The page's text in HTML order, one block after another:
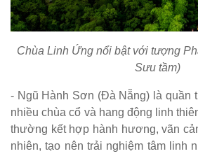
Chùa Linh Ứng nổi bật với tượng
Sưu tầm)
- Ngũ Hành Sơn (Đà Nẵng) là quần
nhiều chùa cổ và hang động linh
thường kết hợp hành hương, vãn
nhiên, tạo nên trải nghiệm tâm linh